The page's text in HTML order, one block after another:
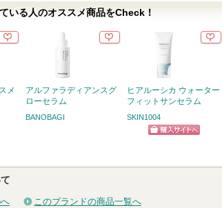
いる人のオススメ商品をCheck！
メ
アルファラディアンスグ
ローセラム
BANOBAGI
ヒアルーシカ ウォーター
フィットサンセラム
SKIN1004
このブランドの商品一覧へ